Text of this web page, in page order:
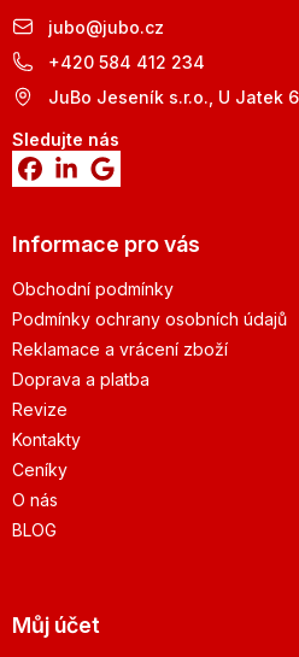
jubo@jubo.cz
+420 584 412 234
JuBo Jeseník s.r.o., U Jatek
Sledujte nás
Informace pro vás
Obchodní podmínky
Podmínky ochrany osobních údajů
Reklamace a vrácení zboží
Doprava a platba
Revize
Kontakty
Ceníky
O nás
BLOG
Můj účet